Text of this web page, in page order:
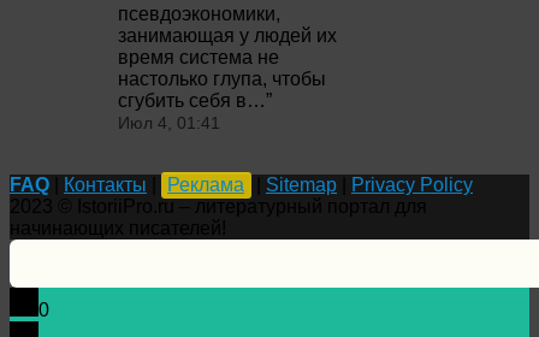
псевдоэкономики,
занимающая у людей их
время система не
настолько глупа, чтобы
сгубить себя в…”
Июл 4, 01:41
FAQ Контакты Реклама Sitemap
Privacy Policy
0